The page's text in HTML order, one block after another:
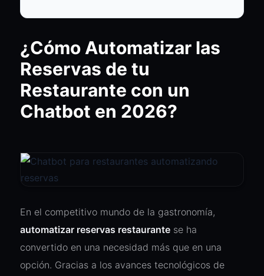
¿Cómo Automatizar las
Reservas de tu
Restaurante con un
Chatbot en 2026?
En el competitivo mundo de la gastronomía,
automatizar reservas restaurante se ha
convertido en una necesidad más que en una
opción. Gracias a los avances tecnológicos de